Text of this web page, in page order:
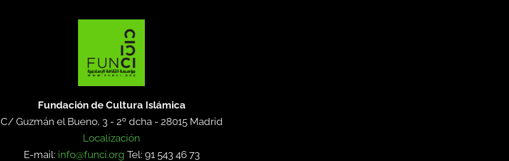
Fundación de Cultura Islámica
C/ Guzmán el Bueno, 3 - 2º dcha - 28015 Madrid
Localización
E-mail: info@funci.org Tel: 91 543 46 73